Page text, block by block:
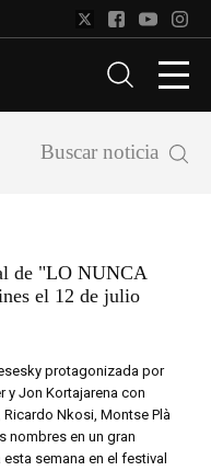
Buscar noticia
de "LO NUNCA
el 12 de julio
protagonizada por
y Jon Kortajarena con
Ricardo Nkosi, Montse Plà
nombres en un gran
semana en el festival